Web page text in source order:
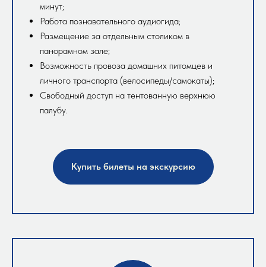
минут;
Работа познавательного аудиогида;
Размещение за отдельным столиком в
панорамном зале;
Возможность провоза домашних питомцев и
личного транспорта (велосипеды/самокаты);
Свободный доступ на тентованную верхнюю
палубу.
Купить билеты на экскурсию